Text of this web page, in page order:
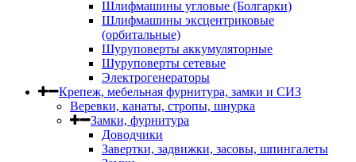
Шлифмашины угловые (Болгарки)
Шлифмашины эксцентриковые
(орбитальные)
Шуруповерты аккумуляторные
Шуруповерты сетевые
Электрогенераторы
Крепеж, мебельная фурнитура, замки и СИЗ
Веревки, канаты, стропы, шнурка
Замки, фурнитура
Доводчики
Завертки, задвижки, засовы, шпингалеты